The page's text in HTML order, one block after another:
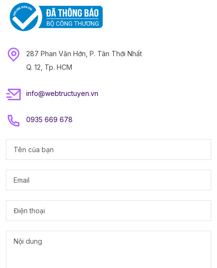
287 Phan Văn Hớn, P. Tân Thới Nhất
Q. 12, Tp. HCM
info@webtructuyen.vn
0935 669 678